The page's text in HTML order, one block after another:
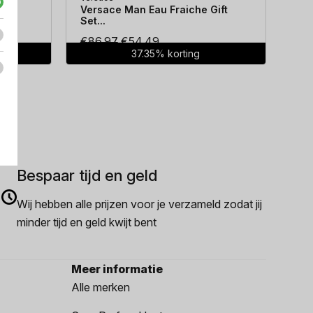
Versace Man Eau Fraiche Gift
Set...
€86.97Oorspronkelijke
prijs
€54.49Huidige
prijs
37.35% korting
Bespaar tijd en geld
Wij hebben alle prijzen voor je verzameld zodat jij
minder tijd en geld kwijt bent
Meer informatie
Alle merken